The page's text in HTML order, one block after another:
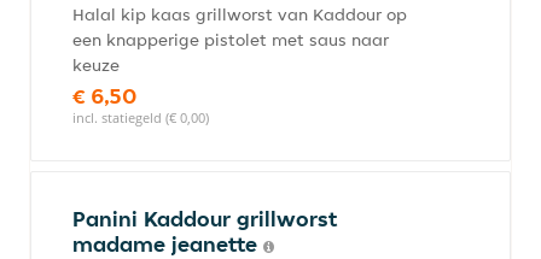
Halal kip kaas grillworst van Kaddour op
een knapperige pistolet met saus naar
keuze
€ 6,50
incl. statiegeld (€ 0,00)
Panini Kaddour grillworst
madame jeanette